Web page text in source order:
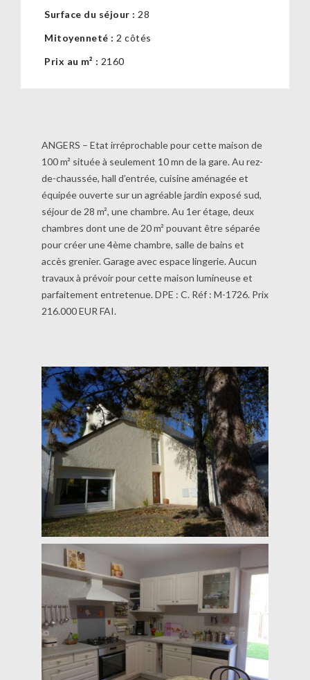
Surface du séjour : 28
Mitoyenneté : 2 côtés
Prix au m² : 2160
ANGERS – Etat irréprochable pour cette maison de
100 m² située à seulement 10 mn de la gare. Au rez-
de-chaussée, hall d’entrée, cuisine aménagée et
équipée ouverte sur un agréable jardin exposé sud,
séjour de 28 m², une chambre. Au 1er étage, deux
chambres dont une de 20 m² pouvant être séparée
pour créer une 4ème chambre, salle de bains et
accès grenier. Garage avec espace lingerie. Aucun
travaux à prévoir pour cette maison lumineuse et
parfaitement entretenue. DPE : C. Réf : M-1726. Prix
216.000 EUR FAI.